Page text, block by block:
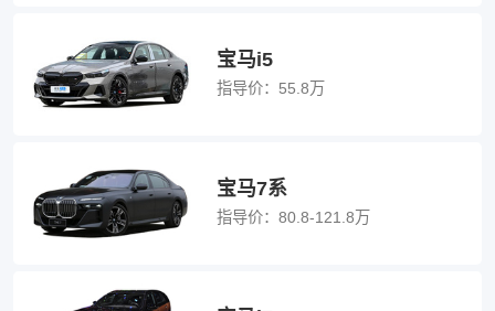
宝马i5
指导价： 55.8万
宝马7系
指导价： 80.8-121.8万